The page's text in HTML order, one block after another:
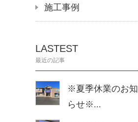
施工事例
LASTEST
最近の記事
※夏季休業のお知
らせ※...